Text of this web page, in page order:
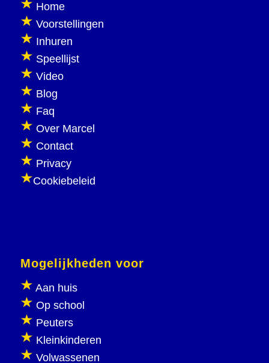
Home
Voorstellingen
Inhuren
Speellijst
Video
Blog
Faq
Over Marcel
Contact
Privacy
Cookiebeleid
Mogelijkheden voor
Aan huis
Op school
Peuters
Kleinkinderen
Volwassenen